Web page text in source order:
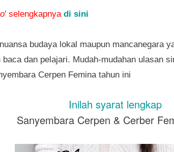
' selengkapnya di sini
budaya lokal maupun mancanegara
baca dan pelajari. Mudah-mudahan ulasan
Cerpen Femina tahun ini
Inilah syarat lengkap
Sanyembara Cerpen & Cerber